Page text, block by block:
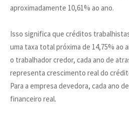
aproximadamente 10,61% ao ano.
Isso significa que créditos
uma taxa total próxima de 14,75% ao
o trabalhador credor, cada ano de
representa crescimento real do
Para a empresa devedora, cada ano
financeiro real.